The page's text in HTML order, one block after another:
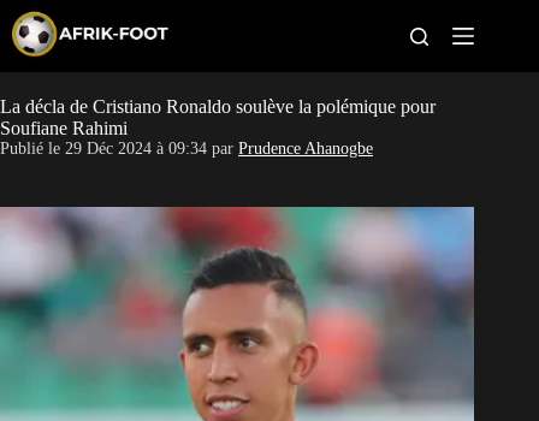
p
t
o
c
o
t
e
t
CAN féminine
Pays
Clubs
Classement
Paris sportifs
La décla de Cristiano Ronaldo soulève la polémique pour
Soufiane Rahimi
Publié le 29 Déc 2024 à 09:34 par Prudence Ahanogbe